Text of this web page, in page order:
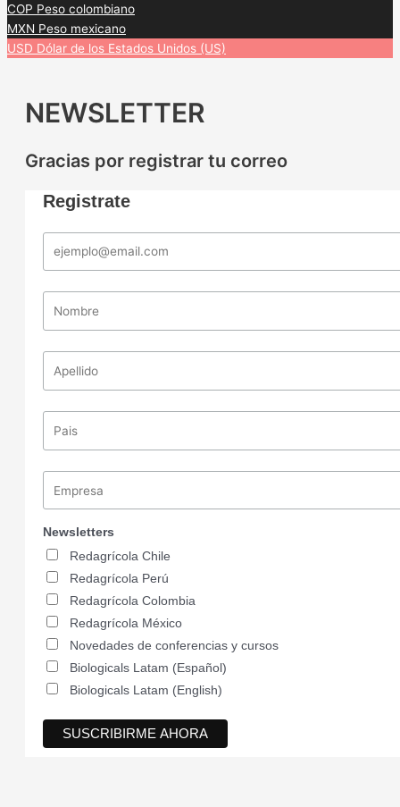
COP Peso colombiano
MXN Peso mexicano
USD Dólar de los Estados Unidos (US)
NEWSLETTER
Gracias por registrar tu correo
Registrate
Newsletters
Redagrícola Chile
Redagrícola Perú
Redagrícola Colombia
Redagrícola México
Novedades de conferencias y cursos
Biologicals Latam (Español)
Biologicals Latam (English)